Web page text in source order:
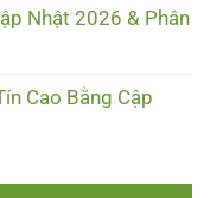
Nhật 2026 & Phân
Cao Bằng Cập